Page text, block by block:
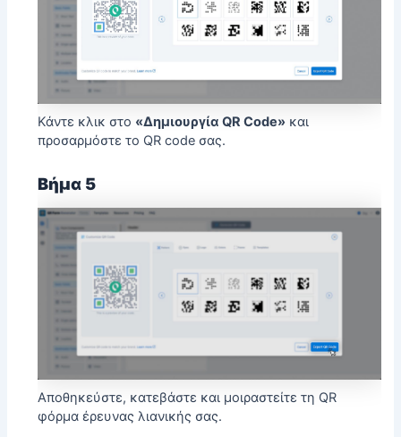
Κάντε κλικ στο «Δημιουργία QR Code» και
προσαρμόστε το QR code σας.
Βήμα 5
Αποθηκεύστε, κατεβάστε και μοιραστείτε τη QR
φόρμα έρευνας λιανικής σας.